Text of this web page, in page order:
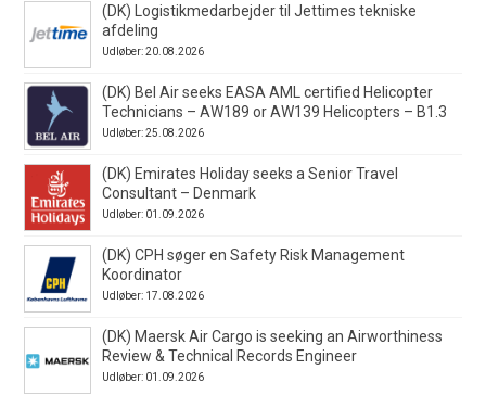
(DK) Logistikmedarbejder til Jettimes tekniske
afdeling
Udløber: 20.08.2026
(DK) Bel Air seeks EASA AML certified Helicopter
Technicians – AW189 or AW139 Helicopters – B1.3
Udløber: 25.08.2026
(DK) Emirates Holiday seeks a Senior Travel
Consultant – Denmark
Udløber: 01.09.2026
(DK) CPH søger en Safety Risk Management
Koordinator
Udløber: 17.08.2026
(DK) Maersk Air Cargo is seeking an Airworthiness
Review & Technical Records Engineer
Udløber: 01.09.2026